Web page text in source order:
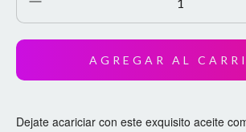
Dejate acariciar con este exquisito aceite